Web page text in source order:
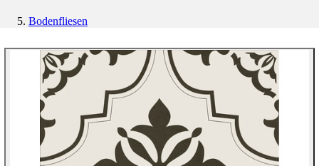
Bodenfliesen